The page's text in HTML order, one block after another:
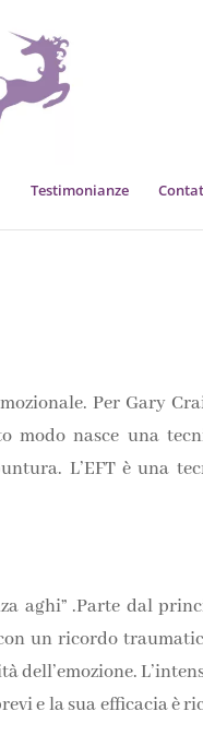
Testimonianze
Per Gary
modo nasce una
L’EFT è una
aghi” .Parte dal
un ricordo
dell’emozione.
e la sua efficacia è